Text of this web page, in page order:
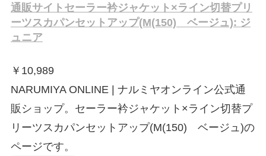
通販サイトセーラー衿ジャケット×ライン切替プリ
ーツスカパンセットアップ(M(150) ベージュ): ジ
ュニア
￥ 10,989
NARUMIYA ONLINE | ナルミヤオンライン公式通
販ショップ。セーラー衿ジャケット×ライン切替プ
リーツスカパンセットアップ(M(150) ベージュ)の
ページです。